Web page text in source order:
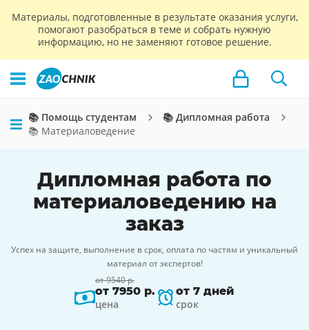
Материалы, подготовленные в результате оказания услуги,
помогают разобраться в теме и собрать нужную
информацию, но не заменяют готовое решение.
📚 Помощь студентам
📚 Дипломная работа
📚 Материаловедение
Дипломная работа по
материаловедению на
заказ
Успех на защите, выполнение в срок, оплата по частям и уникальный
материал от экспертов!
от 9540 р.
от 7950 р.
цена
от 7 дней
срок